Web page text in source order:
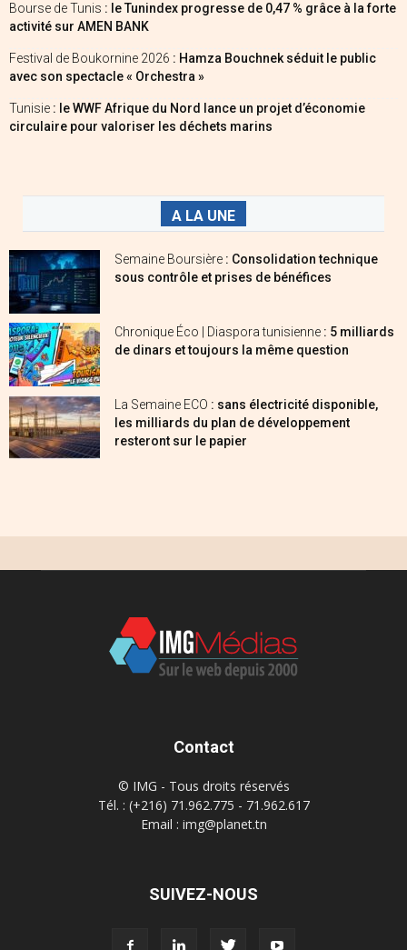
Bourse de Tunis : le Tunindex progresse de 0,47 % grâce à la forte
activité sur AMEN BANK
Festival de Boukornine 2026 : Hamza Bouchnek séduit le public
avec son spectacle « Orchestra »
Tunisie : le WWF Afrique du Nord lance un projet d’économie
circulaire pour valoriser les déchets marins
A LA UNE
Semaine Boursière : Consolidation technique
sous contrôle et prises de bénéfices
Chronique Éco | Diaspora tunisienne : 5 milliards
de dinars et toujours la même question
La Semaine ECO : sans électricité disponible,
les milliards du plan de développement
resteront sur le papier
Contact
© IMG - Tous droits réservés
Tél. : (+216) 71.962.775 - 71.962.617
Email : img@planet.tn
SUIVEZ-NOUS